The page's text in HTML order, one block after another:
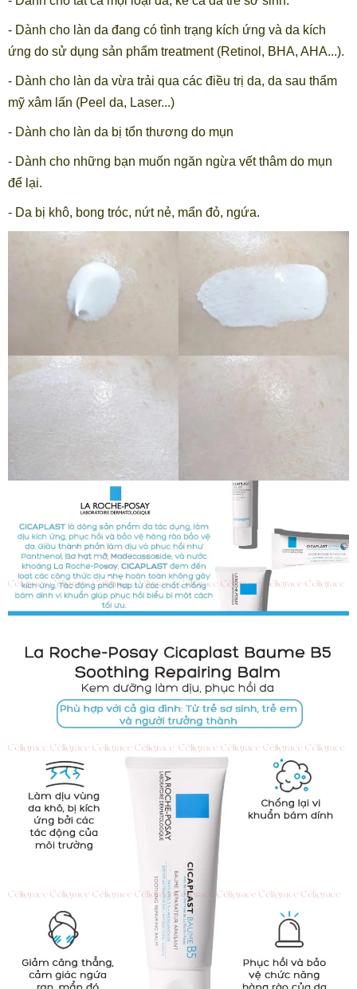
- Dành cho làn da đang có tình trạng kích ứng và da kích
ứng do sử dụng sản phẩm treatment (Retinol, BHA, AHA...).
- Dành cho làn da vừa trải qua các điều trị da, da sau thẩm
mỹ xâm lấn (Peel da, Laser...)
- Dành cho làn da bị tổn thương do mụn
- Dành cho những bạn muốn ngăn ngừa vết thâm do mụn
để lại.
- Da bị khô, bong tróc, nứt nẻ, mẩn đỏ, ngứa.